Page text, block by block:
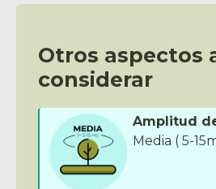
Otros aspectos
considerar
Amplitud
Media ( 5-